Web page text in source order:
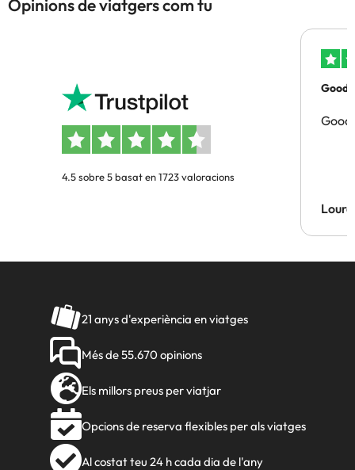
Opinions de viatgers com tu
4.5 sobre 5 basat en 1723 valoracions
Good
Good
21 anys d'experiència en viatges
Més de 55.670 opinions
Els millors preus per viatjar
Opcions de reserva flexibles per als viatges
Al costat teu 24 h cada dia de l'any